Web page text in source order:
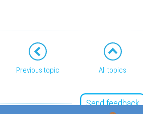
Previous topic All topics
Send feedback